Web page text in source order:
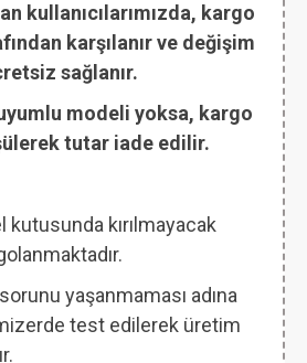
kullanıcılarımızda, kargo
karşılanır ve değişim
sağlanır.
modeli yoksa, kargo
tutar iade edilir.
kutusunda kırılmayacak
yaşanmaması adına
test edilerek üretim